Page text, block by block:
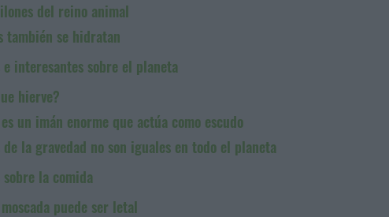
del reino animal
también se hidratan
e interesantes sobre el planeta
hierve?
un imán enorme que actúa como escudo
de la gravedad no son iguales en todo el planeta
la comida
puede ser letal